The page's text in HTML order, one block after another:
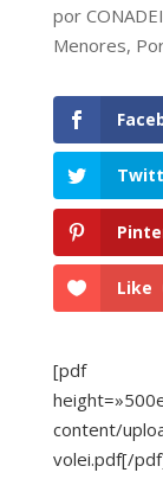
por
Menores,
Like
[pdf
content/
volei.pdf[/